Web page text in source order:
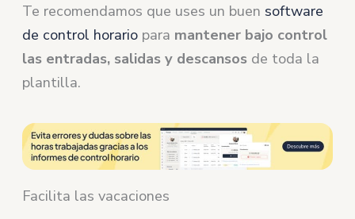
Te recomendamos que uses un buen software
de control horario para mantener bajo control
las entradas, salidas y descansos de toda la
plantilla.
Facilita las vacaciones